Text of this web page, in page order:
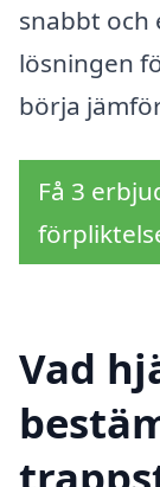
snabbt och
lösningen
börja
Få 3
Vad